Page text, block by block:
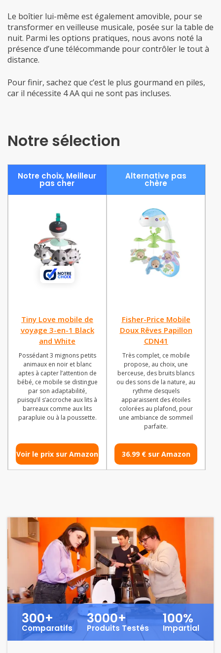
Le boîtier lui-même est également amovible, pour se
transformer en veilleuse musicale, posée sur la table de
nuit. Parmi les options pratiques, nous avons noté la
présence d’une télécommande pour contrôler le tout à
distance.
Pour finir, sachez que c’est le plus gourmand en piles,
car il nécessite 4 AA qui ne sont pas incluses.
Notre sélection
Notre choix, Meilleur
pas cher
Alternative pas
chère
Tiny Love mobile de
voyage 3-en-1 Black
and White
Fisher-Price Mobile
Doux Rêves Papillon
CDN41
Possédant 3 mignons petits
animaux en noir et blanc
aptes à capter l’attention de
bébé, ce mobile se distingue
par son adaptabilité,
puisqu’il s’accroche aux lits à
barreaux comme aux lits
parapluie ou à la poussette.
Très complet, ce mobile
propose, au choix, une
berceuse, des bruits blancs
ou des sons de la nature, au
rythme desquels
apparaissent des étoiles
colorées au plafond, pour
une ambiance de sommeil
parfaite.
Voir le prix sur Amazon 36.99 € sur Amazon
300+
Comparatifs
3000+
Produits Testés
100%
Impartial